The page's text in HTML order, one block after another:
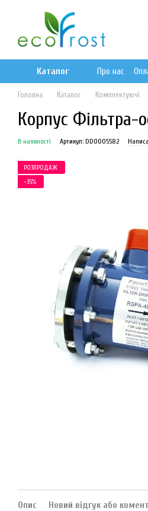
Каталог Про нас
Головна Каталог Комплектуючі
Корпус Фільтра-
В наявності Артикул: DD0005582
РОЗПРОДАЖ
−35%
Опис Новий відгук або